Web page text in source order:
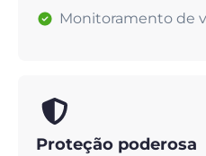
Monitoramento de
Proteção poderosa